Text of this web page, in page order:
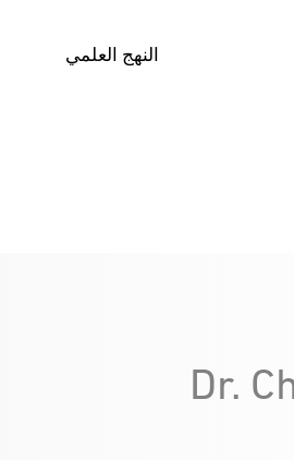
النهج العلمي
Dr.